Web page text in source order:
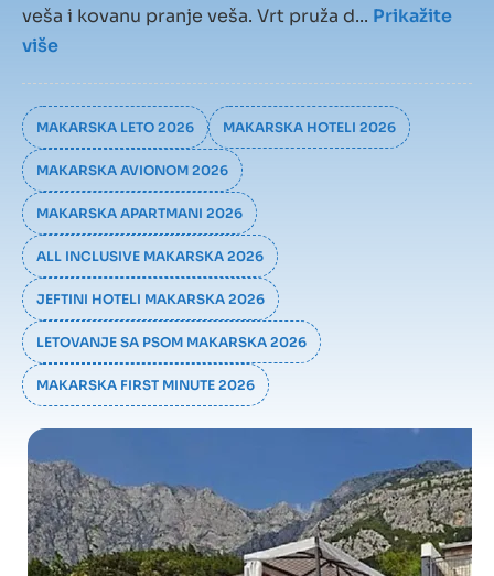
veša i kovanu pranje veša. Vrt pruža d... Prikažite
više
MAKARSKA LETO 2026 MAKARSKA HOTELI 2026
MAKARSKA AVIONOM 2026
MAKARSKA APARTMANI 2026
ALL INCLUSIVE MAKARSKA 2026
JEFTINI HOTELI MAKARSKA 2026
LETOVANJE SA PSOM MAKARSKA 2026
MAKARSKA FIRST MINUTE 2026